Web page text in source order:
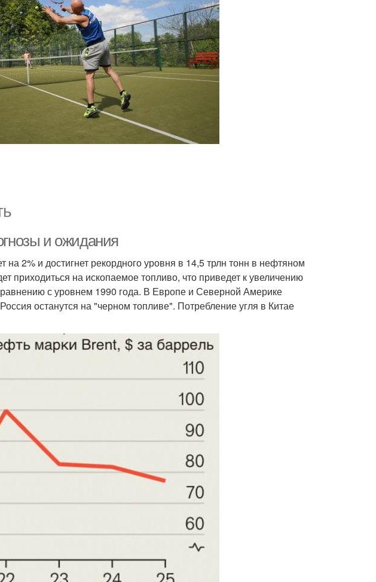
и ожидания
на 2% и достигнет рекордного уровня в 14,5 трлн тонн в нефтяном
приходиться на ископаемое топливо, что приведет к увеличению
с уровнем 1990 года. В Европе и Северной Америке
останутся на "черном топливе". Потребление угля в Китае